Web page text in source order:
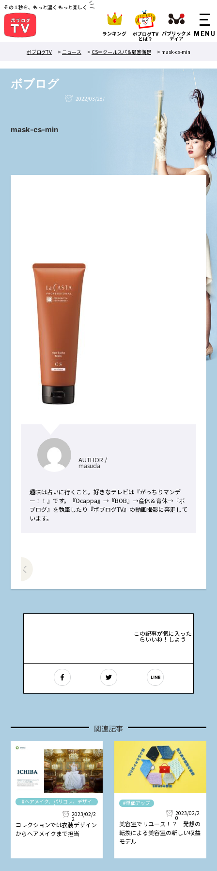
その１秒を、もっと濃く もっと楽しく
ランキング ボブログTV
とは？
パブリックメ
ディア
ボブログTV
> ニュース > CS＝クールスパ＆顧客満足 > mask-cs-min
ボブログ
2022/03/28/
mask-cs-min
AUTHOR /
masuda
趣味は占いに行くこと。好きなテレビは『がっちりマンデ
ー！！』です。『Ocappa』→『BOB』→産休＆育休→『ボ
ブログ』を執筆したり『ボブログTV』の動画撮影に奔走して
います。
この記事が気に入った
らいいね！しよう
関連記事
#ヘアメイク、パリコレ、デザイ
ナー
2023/02/2
2
コレクションでは衣装デザイン
からヘアメイクまで担当
#単価アップ
2023/02/2
0
美容室でリユース！？ 発想の
転換による美容室の新しい収益
モデル